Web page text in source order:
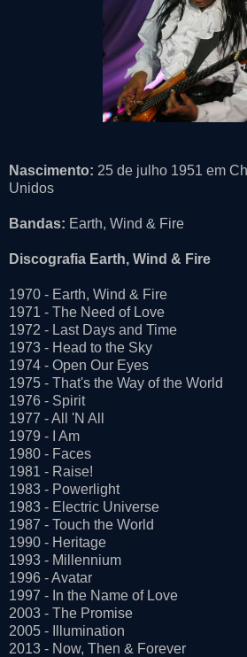
Nascimento: 25 de julho 1951 em
Unidos
Bandas: Earth, Wind & Fire
Discografia Earth, Wind & Fire
1970 - Earth, Wind & Fire
1971 - The Need of Love
1972 - Last Days and Time
1973 - Head to the Sky
1974 - Open Our Eyes
1975 - That's the Way of the World
1976 - Spirit
1977 - All 'N All
1979 - I Am
1980 - Faces
1981 - Raise!
1983 - Powerlight
1983 - Electric Universe
1987 - Touch the World
1990 - Heritage
1993 - Millennium
1996 - Avatar
1997 - In the Name of Love
2003 - The Promise
2005 - Illumination
2013 - Now, Then & Forever